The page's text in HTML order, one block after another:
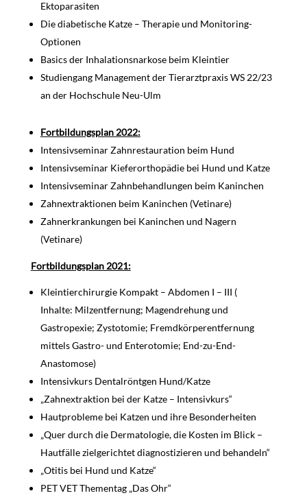
Ektoparasiten
Die diabetische Katze – Therapie und Monitoring-
Optionen
Basics der Inhalationsnarkose beim Kleintier
Studiengang Management der Tierarztpraxis WS 22/23
an der Hochschule Neu-Ulm
Fortbildungsplan 2022:
Intensivseminar Zahnrestauration beim Hund
Intensivseminar Kieferorthopädie bei Hund und Katze
Intensivseminar Zahnbehandlungen beim Kaninchen
Zahnextraktionen beim Kaninchen (Vetinare)
Zahnerkrankungen bei Kaninchen und Nagern
(Vetinare)
Fortbildungsplan 2021:
Kleintierchirurgie Kompakt – Abdomen I – III (
Inhalte: Milzentfernung; Magendrehung und
Gastropexie; Zystotomie; Fremdkörperentfernung
mittels Gastro- und Enterotomie; End-zu-End-
Anastomose)
Intensivkurs Dentalröntgen Hund/Katze
„Zahnextraktion bei der Katze – Intensivkurs“
Hautprobleme bei Katzen und ihre Besonderheiten
„Quer durch die Dermatologie, die Kosten im Blick –
Hautfälle zielgerichtet diagnostizieren und behandeln“
„Otitis bei Hund und Katze“
PET VET Thementag „Das Ohr“